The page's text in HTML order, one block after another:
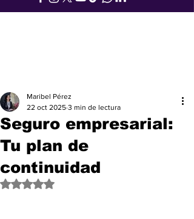
Seguro empresarial:
Tu plan de
continuidad
Maribel Pérez
22 oct 2025 3 min de lectura
Obtuvo NaN de 5 estrellas.